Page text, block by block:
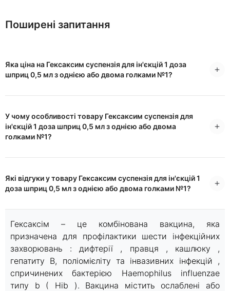
Поширені запитання
Яка ціна на Гексаксим суспензія для ін'єкцій 1 доза
шприц 0,5 мл з однією або двома голками №1?
У чому особливості товару Гексаксим суспензія для
ін'єкцій 1 доза шприц 0,5 мл з однією або двома
голками №1?
Які відгуки у товару Гексаксим суспензія для ін'єкцій 1
доза шприц 0,5 мл з однією або двома голками №1?
Гексаксім – це комбінована вакцина, яка
призначена для профілактики шести інфекційних
захворювань : дифтерії , правця , кашлюку ,
гепатиту B, поліомієліту та інвазивних інфекцій ,
спричинених бактерією Haemophilus influenzae
типу b ( Hіb ). Вакцина містить ослаблені або